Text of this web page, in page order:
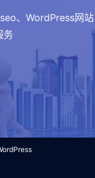
、WordPress网站
务